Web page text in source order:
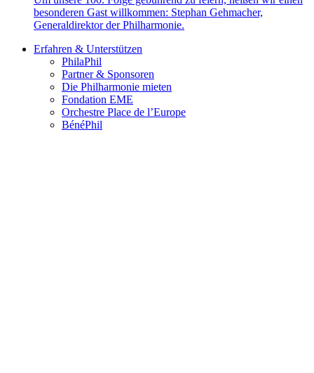
besonderen Gast willkommen: Stephan Gehmacher,
Generaldirektor der Philharmonie.
Erfahren & Unterstützen
PhilaPhil
Partner & Sponsoren
Die Philharmonie mieten
Fondation EME
Orchestre Place de l’Europe
BénéPhil